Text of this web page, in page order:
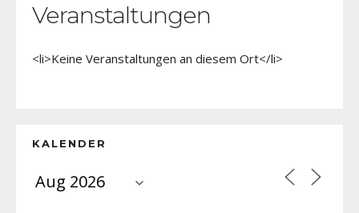
Veranstaltungen
<li>Keine Veranstaltungen an diesem Ort</li>
KALENDER